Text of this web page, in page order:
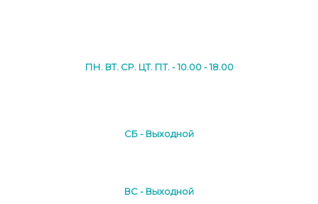
ПН. ВТ. СР. ЦТ. ПТ. - 10.00 - 18.00
СБ - Выходной
ВС - Выходной